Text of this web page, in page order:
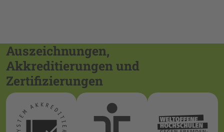
Auszeichnungen,
Akkreditierungen und
Zertifizierungen